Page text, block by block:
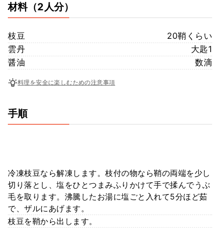
材料（2人分）
枝豆
20鞘くらい
雲丹
大匙1
醤油
数滴
料理を安全に楽しむための注意事項
手順
冷凍枝豆なら解凍します。枝付の物なら鞘の両端を少し
切り落とし、塩をひとつまみふりかけて手で揉んでうぶ
毛を取ります。沸騰したお湯に塩ごと入れて5分ほど茹
で、ザルにあげます。
枝豆を鞘から出します。